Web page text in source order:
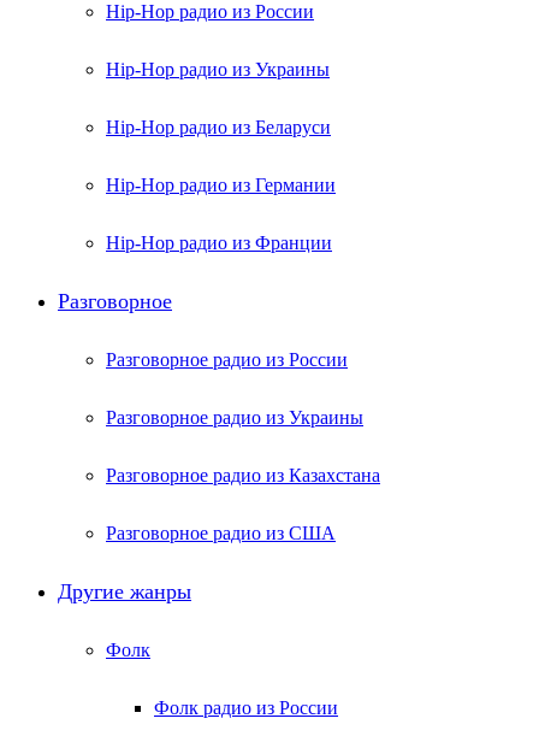
Hip-Hop радио из России
Hip-Hop радио из Украины
Hip-Hop радио из Беларуси
Hip-Hop радио из Германии
Hip-Hop радио из Франции
Разговорное
Разговорное радио из России
Разговорное радио из Украины
Разговорное радио из Казахстана
Разговорное радио из США
Другие жанры
Фолк
Фолк радио из России